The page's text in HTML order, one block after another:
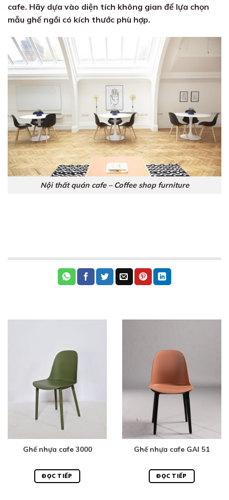
cafe. Hãy dựa vào diện tích không gian để lựa chọn
mẫu ghế ngồi có kích thước phù hợp.
Nội thất quán cafe – Coffee shop furniture
Ghế nhựa cafe 3000
ĐỌC TIẾP
Ghế nhựa cafe GAI 51
ĐỌC TIẾP